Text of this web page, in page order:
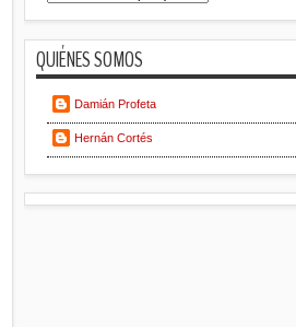
QUIÉNES SOMOS
Damián Profeta
Hernán Cortés